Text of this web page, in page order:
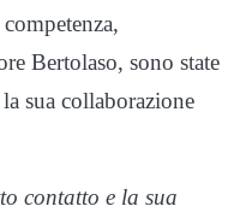
Bertolaso, sono state
sua collaborazione
contatto e la sua